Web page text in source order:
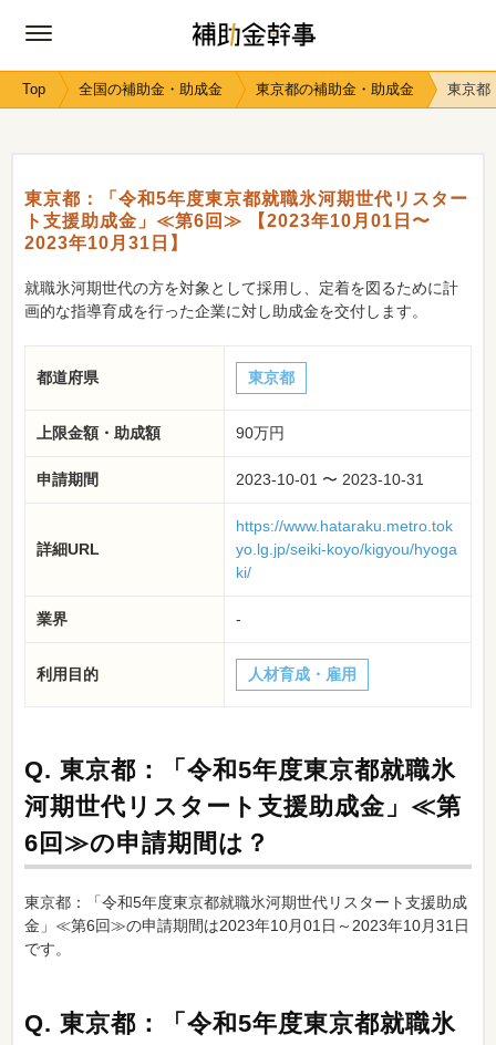
Top 全国の補助金・助成金 東京都の補助金・助成金 東京都
東京都：「令和5年度東京都就職氷河期世代リスター
ト支援助成金」≪第6回≫ 【2023年10月01日〜
2023年10月31日】
就職氷河期世代の方を対象として採用し、定着を図るために計
画的な指導育成を行った企業に対し助成金を交付します。
都道府県 東京都
上限金額・助成額 90万円
申請期間 2023-10-01 〜 2023-10-31
詳細URL
https://www.hataraku.metro.tok
yo.lg.jp/seiki-koyo/kigyou/hyoga
ki/
業界 -
利用目的 人材育成・雇用
Q. 東京都：「令和5年度東京都就職氷
河期世代リスタート支援助成金」≪第
6回≫の申請期間は？
東京都：「令和5年度東京都就職氷河期世代リスタート支援助成
金」≪第6回≫の申請期間は2023年10月01日～2023年10月31日
です。
Q. 東京都：「令和5年度東京都就職氷